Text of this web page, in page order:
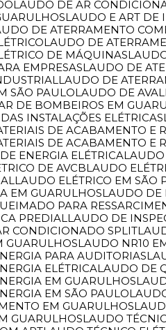
LAUDO DE AR
LAUDO E ART DE
DE ATERRAMENTO
LAUDO DE
DE MÁQUINAS
EMPRESAS LAUDO DE
LAUDO DE
SÃO PAULO LAUDO DE
DE BOMBEIROS EM
INSTALAÇÕES ELÉTRICAS
DE ACABAMENTO E
DE ACABAMENTO E
ENERGIA ELÉTRICA
DE AVCB LAUDO
LAUDO ELÉTRICO EM SÃO
EM GUARULHOS LAUDO
PARA
PREDIAL LAUDO DE
CONDICIONADO SPLIT
GUARULHOS LAUDO NR10
PARA AUDITORIAS
ELÉTRICA LAUDO DE
EM GUARULHOS
EM SÃO PAULO
EM GUARULHOS
GUARULHOS LAUDO